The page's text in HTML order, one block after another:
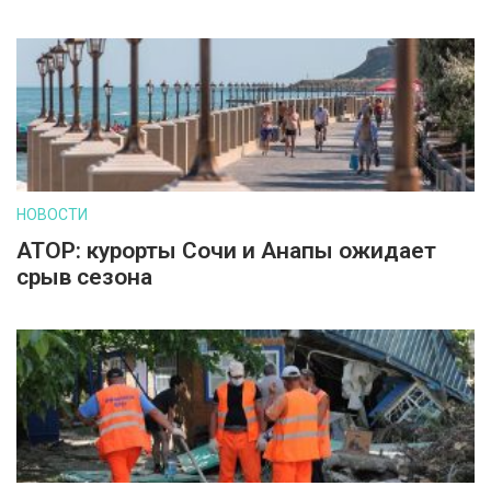
НОВОСТИ
АТОР: курорты Сочи и Анапы ожидает
срыв сезона